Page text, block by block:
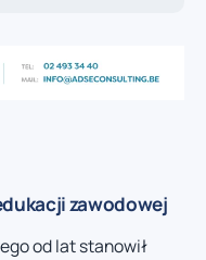
zawodowej
od lat stanowił